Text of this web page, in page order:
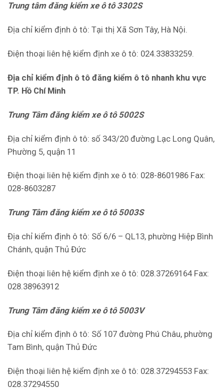
Trung tâm đăng kiểm xe ô tô 3302S
Địa chỉ kiểm định ô tô: Tại thị Xã Sơn Tây, Hà Nội.
Điện thoại liên hệ kiểm định xe ô tô: 024.33833259.
Địa chỉ kiểm định ô tô đăng kiểm ô tô nhanh khu vực
TP. Hồ Chí Minh
Trung Tâm đăng kiểm xe ô tô 5002S
Địa chỉ kiểm định ô tô: số 343/20 đường Lạc Long Quân,
Phường 5, quận 11
Điện thoại liên hệ kiểm định xe ô tô: 028-8601986 Fax:
028-8603287
Trung Tâm đăng kiểm xe ô tô 5003S
Địa chỉ kiểm định ô tô: Số 6/6 – QL13, phường Hiệp Bình
Chánh, quận Thủ Đức
Điện thoại liên hệ kiểm định xe ô tô: 028.37269164 Fax:
028.38963912
Trung Tâm đăng kiểm xe ô tô 5003V
Địa chỉ kiểm định ô tô: Số 107 đường Phú Châu, phường
Tam Bình, quận Thủ Đức
Điện thoại liên hệ kiểm định xe ô tô: 028.37294553 Fax:
028.37294550